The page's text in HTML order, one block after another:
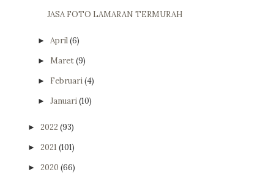
JASA FOTO LAMARAN TERMURAH
► April(6)
► Maret(9)
► Februari(4)
► Januari(10)
► 2022 (93)
► 2021 (101)
► 2020 (66)